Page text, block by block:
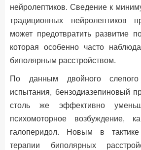
нейролептиков. Сведение к
традиционных нейролептиков
может предотвратить развитие
которая особенно часто
биполярным расстройством.
По данным двойного слепого
испытания, бензодиазепиновый
столь же эффективно
психомоторное возбуждение,
галоперидол. Новым в тактике
терапии биполярных